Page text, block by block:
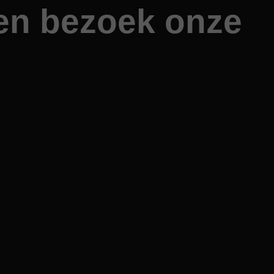
bezoek onze